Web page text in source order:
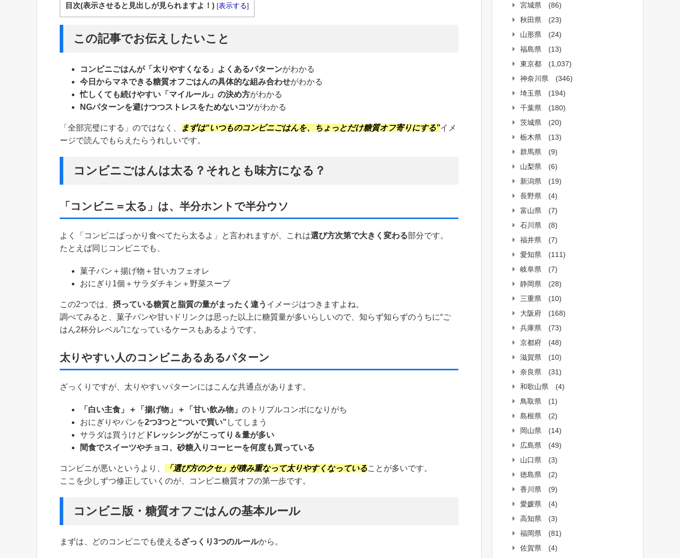
目次(表示させると見出しが見られますよ！) [表示する]
この記事でお伝えしたいこと
コンビニごはんが「太りやすくなる」よくあるパターンがわかる
今日からマネできる糖質オフごはんの具体的な組み合わせがわかる
忙しくても続けやすい「マイルール」の決め方がわかる
NGパターンを避けつつストレスをためないコツがわかる
「全部完璧にする」のではなく、 まずは“いつものコンビニごはんを、ちょっとだけ糖質オフ寄りにする”イメ
ージで読んでもらえたらうれしいです。
コンビニごはんは太る？それとも味方になる？
「コンビニ＝太る」は、半分ホントで半分ウソ
よく「コンビニばっかり食べてたら太るよ」と言われますが、これは選び方次第で大きく変わる部分です。
たとえば同じコンビニでも、
菓子パン＋揚げ物＋甘いカフェオレ
おにぎり1個＋サラダチキン＋野菜スープ
この2つでは、 摂っている糖質と脂質の量がまったく違う イメージはつきますよね。
調べてみると、菓子パンや甘いドリンクは思った以上に糖質量が多いらしいので、知らず知らずのうちに“ご
はん2杯分レベル”になっているケースもあるようです。
太りやすい人のコンビニあるあるパターン
ざっくりですが、太りやすいパターンにはこんな共通点があります。
「白い主食」＋「揚げ物」＋「甘い飲み物」 のトリプルコンボになりがち
おにぎりやパンを2つ3つと“ついで買い” してしまう
サラダは買うけど ドレッシングがこってり＆量が多い
間食でスイーツやチョコ、砂糖入りコーヒーを何度も買っている
コンビニが悪いというより、 「選び方のクセ」が積み重なって太りやすくなっていることが多いです。
ここを少しずつ修正していくのが、コンビニ糖質オフの第一歩です。
コンビニ版・糖質オフごはんの基本ルール
まずは、どのコンビニでも使える ざっくり3つのルールから。
宮城県
(86)
秋田県
(23)
山形県
(24)
福島県
(13)
東京都
(1,037)
神奈川県
(346)
埼玉県
(194)
千葉県
(180)
茨城県
(20)
栃木県
(13)
群馬県
(9)
山梨県
(6)
新潟県
(19)
長野県
(4)
富山県
(7)
石川県
(8)
福井県
(7)
愛知県
(111)
岐阜県
(7)
静岡県
(28)
三重県
(10)
大阪府
(168)
兵庫県
(73)
京都府
(48)
滋賀県
(10)
奈良県
(31)
和歌山県
(4)
鳥取県
(1)
島根県
(2)
岡山県
(14)
広島県
(49)
山口県
(3)
徳島県
(2)
香川県
(9)
愛媛県
(4)
高知県
(3)
福岡県
(81)
佐賀県
(4)